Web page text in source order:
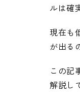
ルは確
現在も
が出る
この記
解説し